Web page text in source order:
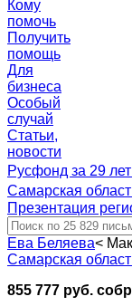
Кому
помочь
Получить
помощь
Для
бизнеса
Особый
случай
Статьи,
новости
Русфонд за 29 лет
Самарская
Презентация
Ева Беляева<
Самарская
855 777 руб.